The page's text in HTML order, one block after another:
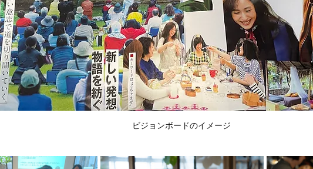
ビジョンボードのイメージ